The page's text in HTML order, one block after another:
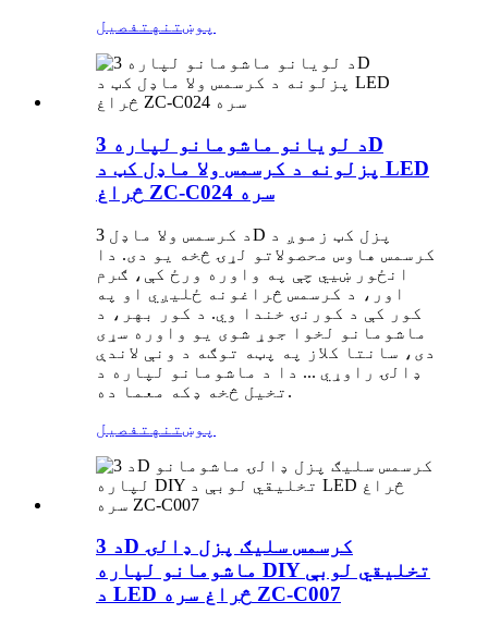
پوښتنه تفصیل
د لویانو ماشومانو لپاره 3D
پزلونه د کرسمس ولا ماډل کټ د LED
څراغ ZC-C024 سره
د کرسمس ولا ماډل 3D پزل کټ زموږ د
کرسمس هاوس محصولاتو لړۍ څخه یو دی. دا
انځور ښیي چې په واوره ورځ کې، ګرم
اور، د کرسمس څراغونه ځلیږي او په
کور کې د کورنۍ خندا وي. د کور بهر، د
ماشومانو لخوا جوړ شوی یو واوره سړی
دی، سانتا کلاز په پټه توګه د ونې لاندې
ډالۍ راوړي ... دا د ماشومانو لپاره د
تخیل څخه ډکه معما ده.
پوښتنه تفصیل
د 3D کرسمس سلیګ پزل ډالۍ
ماشومانو لپاره DIY تخلیقي لوبې
د LED څراغ سره ZC-C007